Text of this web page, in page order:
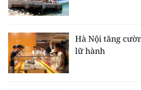
Hà Nội tăng
lữ hành